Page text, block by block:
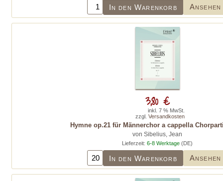
In den Warenkorb Ansehen
Hymne op.21 für Männerchor a cappella
von Sibelius, Jean
Lieferzeit: 6-8 Werktage (DE)
In den Warenkorb Ansehen
3,80 €
inkl. 7 % MwSt.
zzgl. Versandkosten